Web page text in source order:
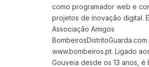
como programador web e
projetos de inovação digital.
Associação Amigos
www.bombeiros.pt. Ligado
Gouveia desde os 13 anos, é